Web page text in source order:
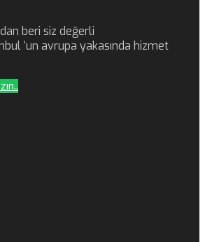
beri siz değerli
‘un avrupa yakasında hizmet